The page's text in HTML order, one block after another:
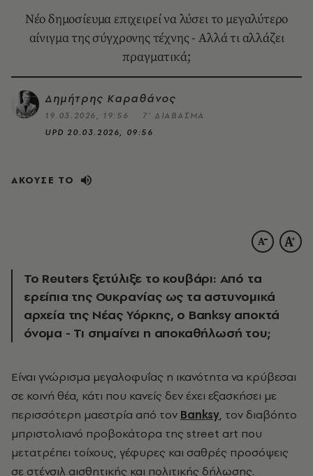
Νέο δημοσίευμα επιχειρεί να λύσει το μεγαλύτερο
αίνιγμα της σύγχρονης τέχνης - Αλλά τι αλλάζει
πραγματικά;
Δημήτρης Καραθάνος
19.03.2026, 19:56
7’ ΔΙΑΒΑΣΜΑ
UPD20.03.2026, 09:56
ΑΚΟΥΣΕ ΤΟ
Το Reuters ξετύλιξε το κουβάρι: Από τα
ερείπια της Ουκρανίας ως τα αστυνομικά
αρχεία της Νέας Υόρκης, ο Banksy αποκτά
όνομα - Τι σημαίνει η αποκαθήλωσή του;
Είναι γνώρισμα μεγαλοφυΐας η ικανότητα να κρύβεσαι
σε κοινή θέα, κάτι που κανείς δεν έχει εξασκήσει με
περισσότερη μαεστρία από τον Banksy, τον διαβόητο
μπριστολιανό προβοκάτορα της street art που
μετατρέπει τοίχους, γέφυρες και σαθρές προσόψεις
σε στένσιλ αισθητικής και πολιτικής δήλωσης.